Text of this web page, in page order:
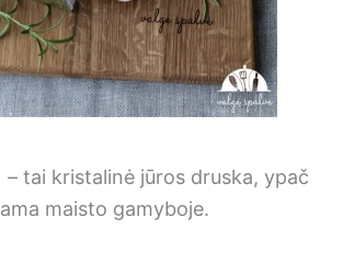
– tai kristalinė jūros druska, ypač
maisto gamyboje.